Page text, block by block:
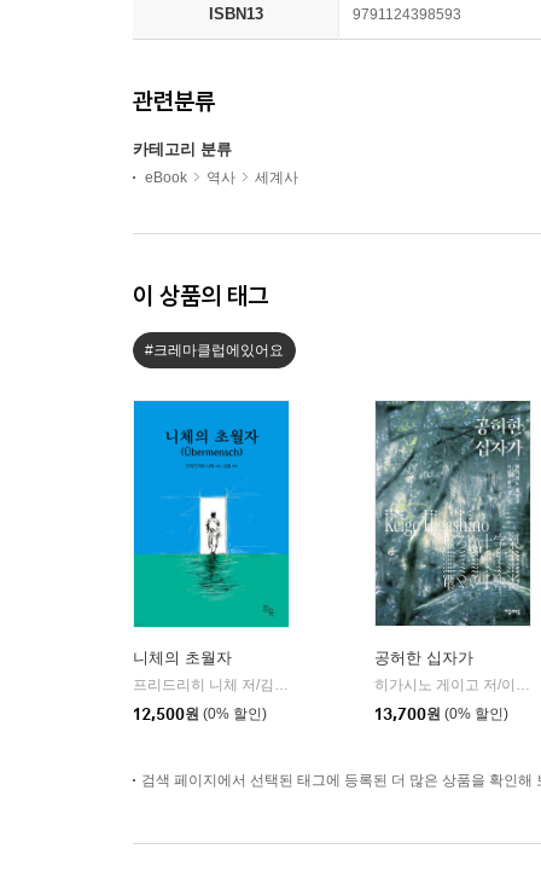
ISBN13 9791124398593
관련분류
카테고리 분류
eBook 역사 세계사
이 상품의 태그
#크레마클럽에있어요
니체의 초월자
프리드리히 니체 저/김철 편역
12,500원 (0% 할인)
공허한 십자가
히가시노 게이고 저/이선희 역
13,700원 (0% 할인)
검색 페이지에서 선택된 태그에 등록된 더 많은 상품을 확인해